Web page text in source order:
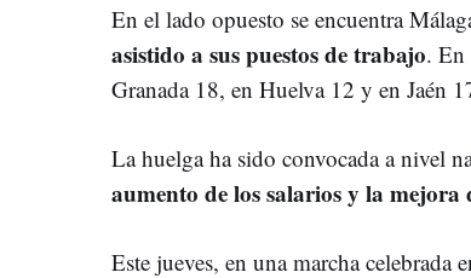
En el lado opuesto se encuentra
asistido a sus puestos de trabajo. En
Granada 18, en Huelva 12 y en Jaén
La huelga ha sido convocada a nivel
aumento de los salarios y la mejora
Este jueves, en una marcha